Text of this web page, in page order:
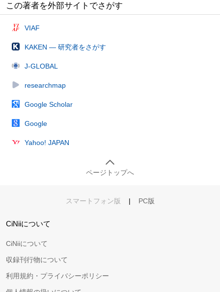
この著者を外部サイトでさがす
VIAF
KAKEN — 研究者をさがす
J-GLOBAL
researchmap
Google Scholar
Google
Yahoo! JAPAN
ページトップへ
スマートフォン版 | PC版
CiNiiについて
CiNiiについて
収録刊行物について
利用規約・プライバシーポリシー